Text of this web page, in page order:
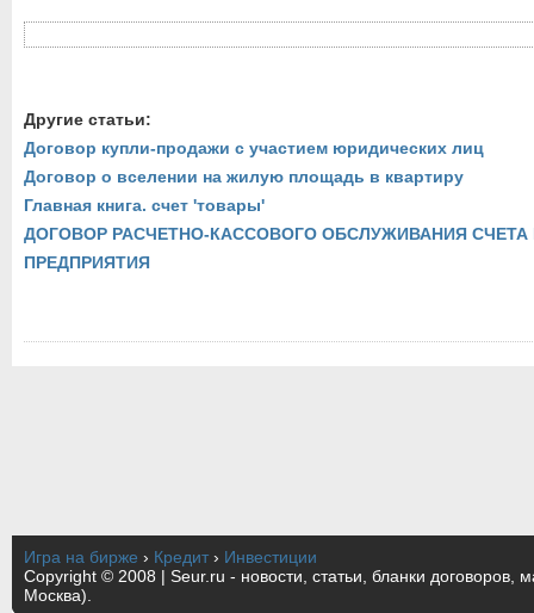
Другие статьи:
Договор купли-продажи с участием юридических лиц
Договор о вселении на жилую площадь в квартиру
Главная книга. счет 'товары'
ДОГОВОР РАСЧЕТНО-КАССОВОГО ОБСЛУЖИВАНИЯ
ПРЕДПРИЯТИЯ
Игра на бирже › Кредит › Инвестиции
Copyright © 2008 | Seur.ru - новости, статьи, бланки договоров,
Москва).